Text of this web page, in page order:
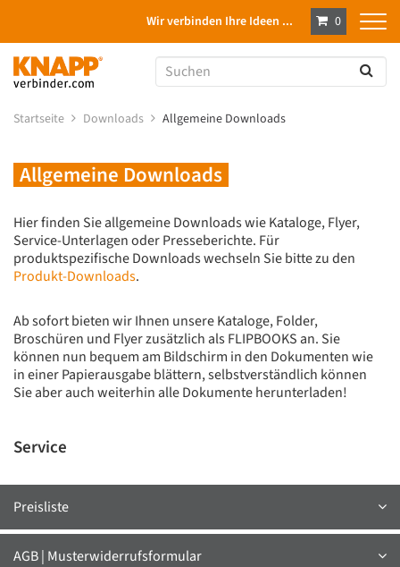
Wir verbinden Ihre Ideen ... 0
Startseite Downloads Allgemeine Downloads
Allgemeine Downloads
Hier finden Sie allgemeine Downloads wie Kataloge, Flyer,
Service-Unterlagen oder Presseberichte. Für
produktspezifische Downloads wechseln Sie bitte zu den
Produkt-Downloads.
Ab sofort bieten wir Ihnen unsere Kataloge, Folder,
Broschüren und Flyer zusätzlich als FLIPBOOKS an. Sie
können nun bequem am Bildschirm in den Dokumenten wie
in einer Papierausgabe blättern, selbstverständlich können
Sie aber auch weiterhin alle Dokumente herunterladen!
Service
Preisliste
AGB | Musterwiderrufsformular